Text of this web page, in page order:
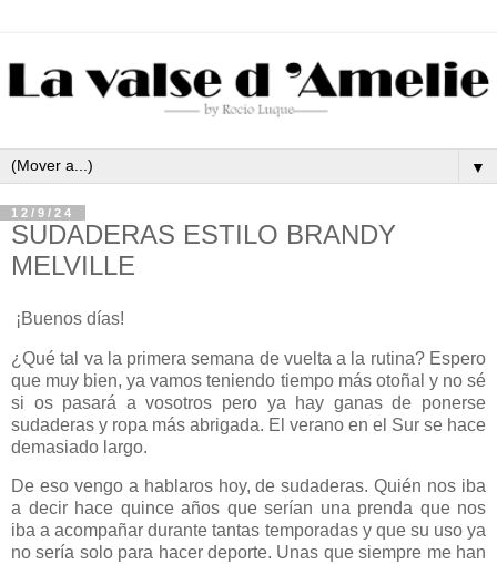
▼
12/9/24
SUDADERAS ESTILO BRANDY
MELVILLE
¡Buenos días!
¿Qué tal va la primera semana de vuelta a la rutina? Espero
que muy bien, ya vamos teniendo tiempo más otoñal y no sé
si os pasará a vosotros pero ya hay ganas de ponerse
sudaderas y ropa más abrigada. El verano en el Sur se hace
demasiado largo.
De eso vengo a hablaros hoy, de sudaderas. Quién nos iba
a decir hace quince años que serían una prenda que nos
iba a acompañar durante tantas temporadas y que su uso ya
no sería solo para hacer deporte. Unas que siempre me han